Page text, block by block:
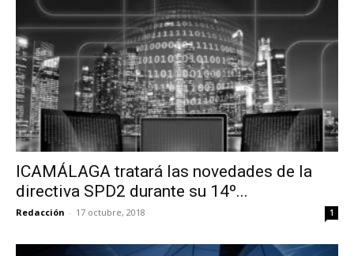
ICAMÁLAGA tratará las novedades de la
directiva SPD2 durante su 14º...
Redacción - 17 octubre, 2018 1